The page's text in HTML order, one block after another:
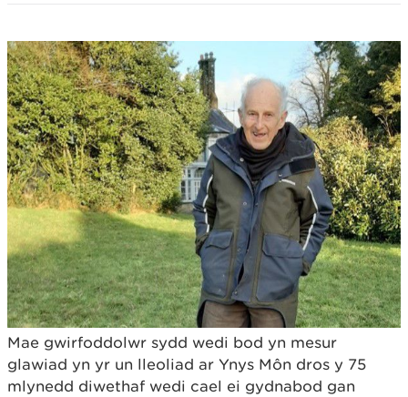
Mae gwirfoddolwr sydd wedi bod yn mesur
glawiad yn yr un lleoliad ar Ynys Môn dros y 75
mlynedd diwethaf wedi cael ei gydnabod gan